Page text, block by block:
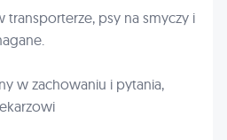
transporterze, psy na smyczy i
w zachowaniu i pytania,